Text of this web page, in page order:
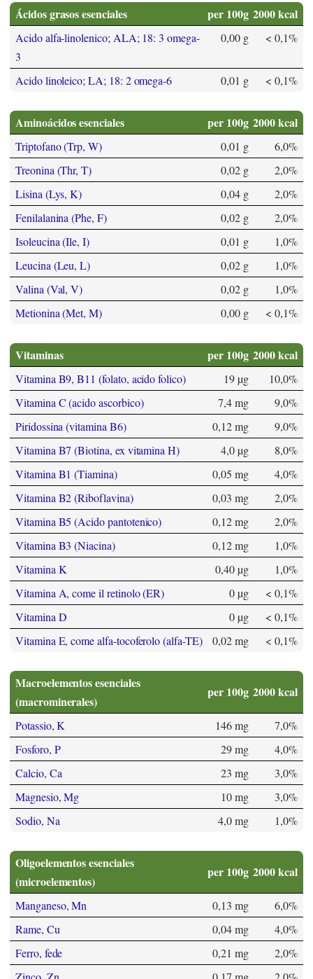
Ácidos grasos esenciales per 100g 2000 kcal
Acido alfa-linolenico; ALA; 18: 3 omega-
3
0,00 g < 0,1%
Acido linoleico; LA; 18: 2 omega-6 0,01 g < 0,1%
Aminoácidos esenciales per 100g 2000 kcal
Triptofano (Trp, W) 0,01 g
6,0%
Treonina (Thr, T)
0,02 g
2,0%
Lisina (Lys, K)
0,04 g
2,0%
Fenilalanina (Phe, F)
0,02 g
2,0%
Isoleucina (Ile, I)
0,01 g
1,0%
Leucina (Leu, L)
0,02 g
1,0%
Valina (Val, V)
0,02 g
1,0%
Metionina (Met, M)
0,00 g < 0,1%
Vitaminas per 100g 2000 kcal
Vitamina B9, B11 (folato, acido folico) 19 µg
10,0%
Vitamina C (acido ascorbico)
7,4 mg
9,0%
Piridossina (vitamina B6)
0,12 mg
9,0%
Vitamina B7 (Biotina, ex vitamina H)
4,0 µg
8,0%
Vitamina B1 (Tiamina)
0,05 mg
4,0%
Vitamina B2 (Riboflavina)
0,03 mg
2,0%
Vitamina B5 (Acido pantotenico)
0,12 mg
2,0%
Vitamina B3 (Niacina)
0,12 mg
1,0%
Vitamina K
0,40 µg
1,0%
Vitamina A, come il retinolo (ER)
0 µg
< 0,1%
Vitamina D
0 µg
< 0,1%
Vitamina E, come alfa-tocoferolo (alfa-TE)
0,02 mg < 0,1%
Macroelementos esenciales
(macrominerales)
per 100g 2000 kcal
Potassio, K 146 mg
7,0%
Fosforo, P
29 mg
4,0%
Calcio, Ca
23 mg
3,0%
Magnesio, Mg
10 mg
3,0%
Sodio, Na
4,0 mg 1,0%
Oligoelementos esenciales
(microelementos)
per 100g 2000 kcal
Manganeso, Mn 0,13 mg
6,0%
Rame, Cu
0,04 mg
4,0%
Ferro, fede
0,21 mg
2,0%